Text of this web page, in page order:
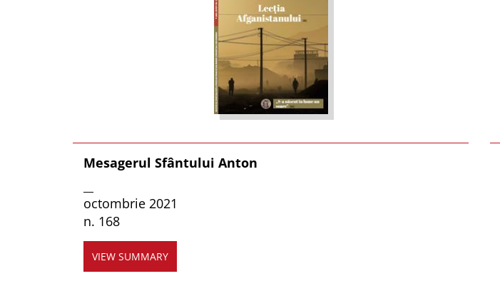
Mesagerul Sfântului Anton
octombrie 2021
n. 168
VIEW SUMMARY